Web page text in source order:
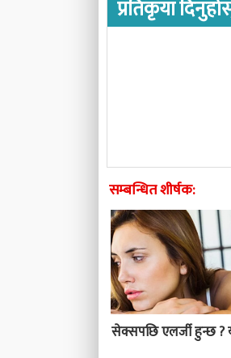
प्रतिकृया
सम्बन्धित शीर्षक:
सेक्सपछि एलर्जी हुन्छ ?